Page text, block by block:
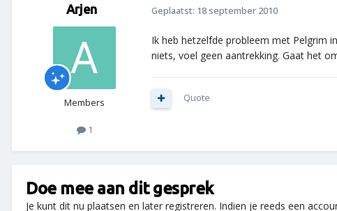
Arjen
Members
1
Geplaatst: 18 september 2010
Ik heb hetzelfde probleem met Pelgrim
niets, voel geen aantrekking. Gaat het
Quote
Doe mee aan dit gesprek
Je kunt dit nu plaatsen en later registreren. Indien je reeds een